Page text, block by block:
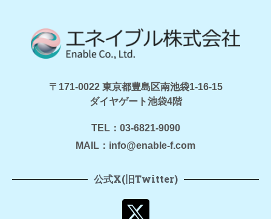
〒171-0022 東京都豊島区南池袋1-16-15
ダイヤゲート池袋4階
TEL：03-6821-9090
MAIL：info@enable-f.com
公式X(旧Twitter)